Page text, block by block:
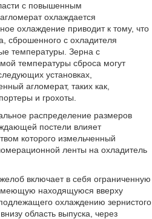
с повышенным
охлаждается
охлаждение приводит к тому, что
сброшенного с охладителя
температуры. Зерна с
температуры сброса могут
установках,
агломерат, таких как,
и грохоты.
распределение размеров
постели влияет
которого измельченный
ленты на охладитель
включает в себя ограниченную
находящуюся вверху
охлаждению зернистого
область выпуска, через